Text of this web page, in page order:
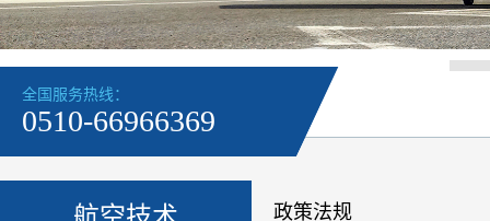
全国服务热线：
0510-66966369
政策法规